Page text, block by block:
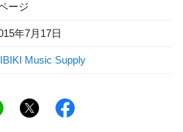
ージ
年7月17日
Music Supply